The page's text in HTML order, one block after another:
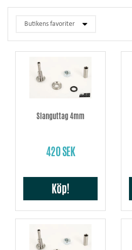
medföljande stans.
Vid montering på hårdare underlag borras
med medföljande O-ring.
Slanguttag 4mm
420 SEK
Köp!